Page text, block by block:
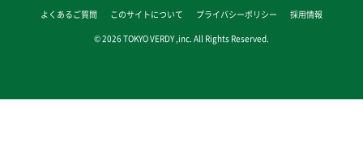
よくあるご質問 このサイトについて プライバシーポリシー
採用情報
© 2026 TOKYO VERDY ,inc. All Rights Reserved.